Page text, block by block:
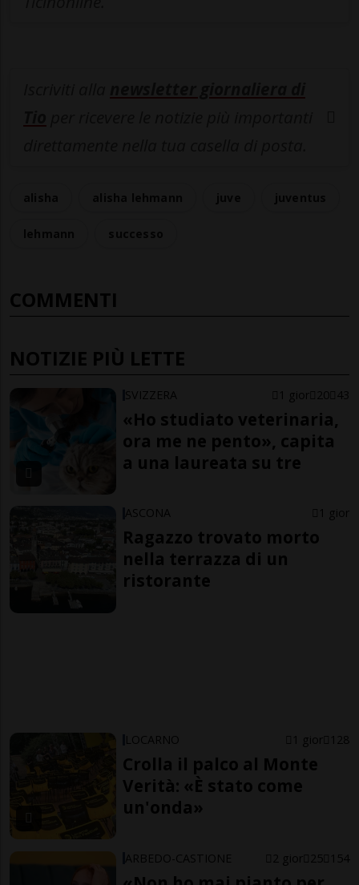
COMMENTI
NOTIZIE PIÙ LETTE
SVIZZERA 1 gior 20 43
«Ho studiato veterinaria,
ora me ne pento», capita
a una laureata su tre
ASCONA 1 gior
Ragazzo trovato morto
nella terrazza di un
ristorante
LOCARNO 1 gior 128
Crolla il palco al Monte
Verità: «È stato come
un'onda»
ARBEDO-CASTIONE 2 gior 25 154